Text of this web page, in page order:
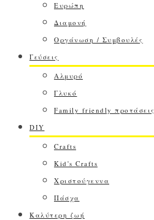
Ευρώπη
Διαμονή
Οργάνωση / Συμβουλές
Γεύσεις
Αλμυρό
Γλυκό
Family friendly προτάσεις
DIY
Crafts
Kid's Crafts
Χριστούγεννα
Πάσχα
Καλύτερη ζωή